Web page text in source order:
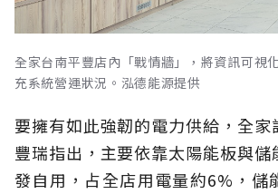
全家台南平豐店內「戰情牆」，將資訊可視
充系統營運狀況。泓德能源提供
要擁有如此強韌的電力供給，全家
豐瑞指出，主要依靠太陽能板與儲
發自用，占全店用電量約6%，儲